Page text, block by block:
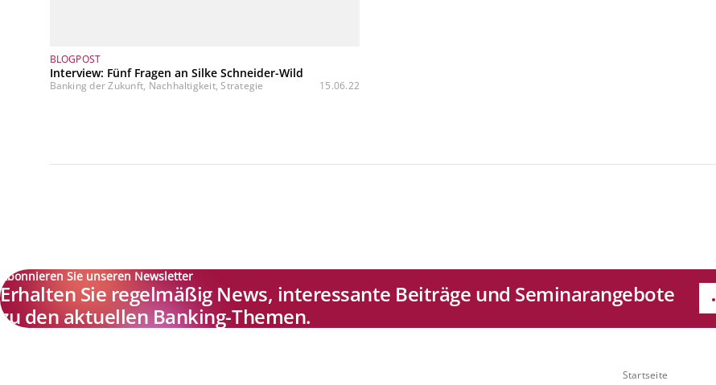
BLOGPOST
Interview: Fünf Fragen an Silke Schneider-Wild
Banking der Zukunft, Nachhaltigkeit, Strategie 15.06.22
Abonnieren Sie unseren Newsletter
Erhalten Sie regelmäßig News, interessante Beiträge und Seminarangebote
zu den aktuellen Banking-Themen.
Startseite